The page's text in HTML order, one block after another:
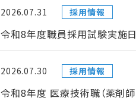
2026.07.31 採用情報
令和8年度職員採用試験実施日
2026.07.30 採用情報
令和8年度 医療技術職（薬剤師